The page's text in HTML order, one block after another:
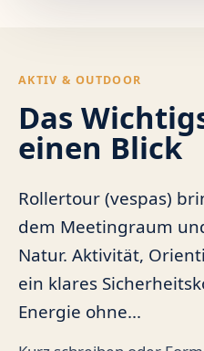
AKTIV & OUTDOOR
Das
einen Blick
Rollertour (vespas)
dem Meetingraum
Natur. Aktivität,
ein klares
Energie ohne...